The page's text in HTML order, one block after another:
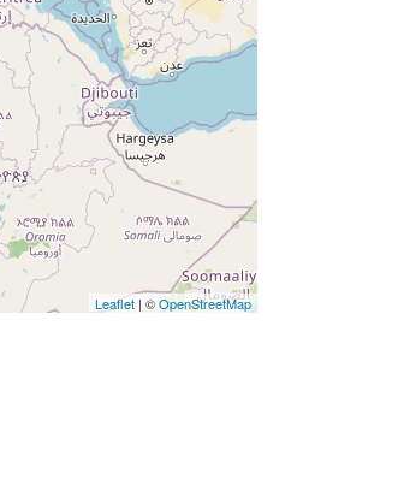
Leaflet | ©OpenStreetMap